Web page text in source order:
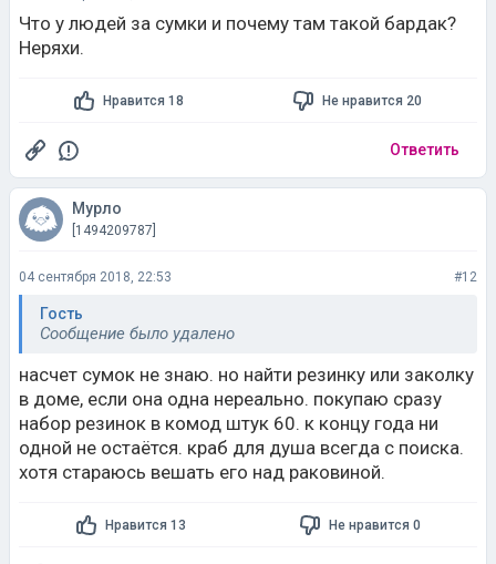
Что у людей за сумки и почему там такой бардак?
Неряхи.
Нравится 18 Не нравится 20
Ответить
Мурло
[1494209787]
04 сентября 2018, 22:53 #12
Гость
Сообщение было удалено
насчет сумок не знаю. но найти резинку или заколку
в доме, если она одна нереально. покупаю сразу
набор резинок в комод штук 60. к концу года ни
одной не остаётся. краб для душа всегда с поиска.
хотя стараюсь вешать его над раковиной.
Нравится 13 Не нравится 0